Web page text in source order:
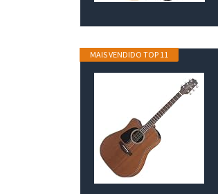
MAIS VENDIDO TOP 11